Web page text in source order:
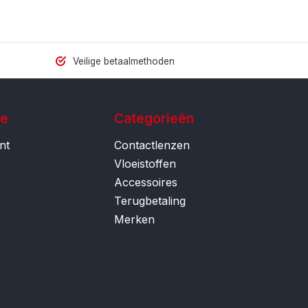
Veilige betaalmethoden
Categorieën
Contactlenzen
Vloeistoffen
Accessoires
Terugbetaling
Merken